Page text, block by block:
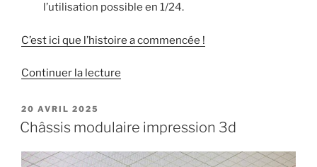
l’utilisation possible en 1/24.
C’est ici que l’histoire a commencée !
Continuer la lecture
Racing
:
PUBLIÉ
LE
20 AVRIL 2025
Châssis modulaire impression 3d